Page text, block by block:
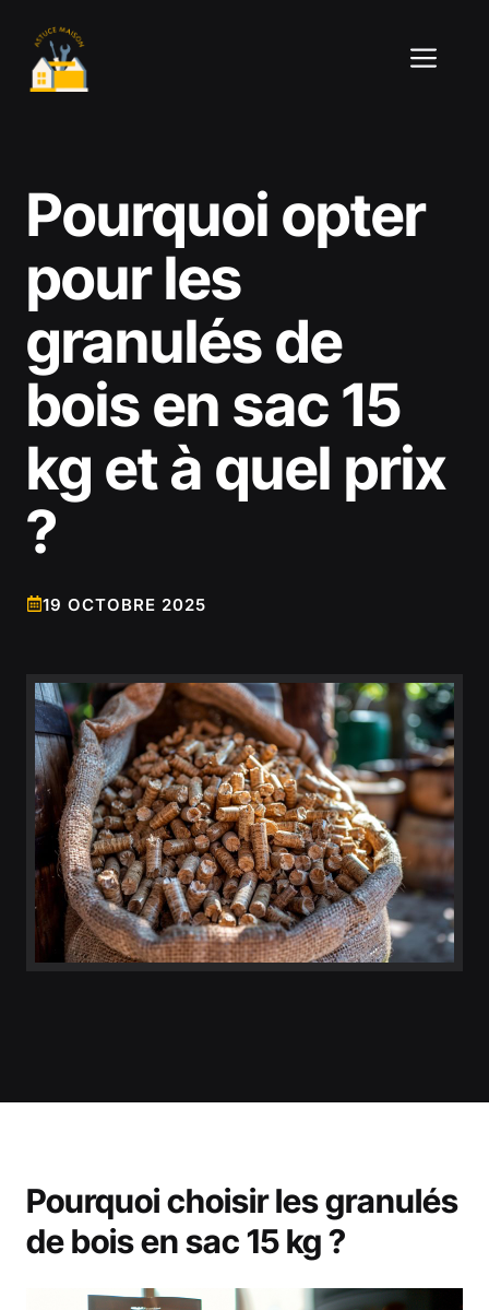
contenu
Pourquoi opter
pour les
granulés de
bois en sac 15
kg et à quel prix
?
19 OCTOBRE 2025
Pourquoi choisir les granulés
de bois en sac 15 kg ?